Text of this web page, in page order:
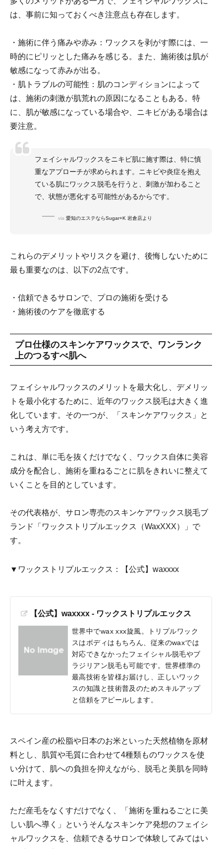
は、事前に知っておくべき注意点も存在します。
・施術に伴う痛みや赤み：ワックスを剥がす際には、一
時的にピリッとした痛みを感じる。また、施術後は肌が
敏感になって赤みが出る。
・肌トラブルの可能性：肌のコンディションによって
は、施術の刺激が肌荒れの原因になることもある。特
に、肌が敏感になっている場合や、ニキビがある場合は
要注意。
フェイシャルワックスをニキビ肌に施す際は、特に慎
重なアプローチが求められます。ニキビや炎症を抱え
ている肌にワックス脱毛を行うと、刺激が加わること
で、状態が悪化する可能性があるからです。
via 愛知のエステならSugar+K 岩倉店より
これらのデメリットやリスクを避け、後悔しないために
最も重要なのは、以下の2点です。
・信頼できるサロンで、プロの施術を受ける
・施術後のケアを徹底する
プロ仕様のスキンケアワックスで、ワンランク
上のつるすべ肌へ
フェイシャルワックスのメリットを最大化し、デメリッ
トを最小化するために、近年のワックス脱毛は大きく進
化しています。その一つが、「スキンケアワックス」と
いう考え方です。
これは、単に毛を抜くだけでなく、ワックス自体に美容
成分を配合し、施術を重ねるごとに肌をきれいに整えて
いくことを目的としています。
その代表格が、サロン専売のスキンケアワックス脱毛ブ
ランド「ワックストリプルエックス（WaxXXX）」で
す。
▼ワックストリプルエックス：【公式】waxxxx
【公式】waxxxx - ワックストリプルエックス
世界中でwax xxx旋風。トリプルワック
スはボディはもちろん、従来のwaxでは
対応できなかったフェイシャル脱毛やブ
ラジリアン脱毛も可能です。世界標準の
最高技術を皆様お届けし、正しいワック
スの知識と技術普及のためスキルアップ
と信頼をアピールします。
スペイン産の松脂や日本のお米といった天然植物を原材
料とし、肌質や毛質に合わせて4種類ものワックスを使
い分けて、肌への負担を抑えながら、脱毛と美肌を同時
に叶えます。
ただ産毛をなくすだけでなく、「施術を重ねるごとに美
しい肌へ導く」というそんなスキンケア発想のフェイシ
ャルワックスを、信頼できるサロンで体験してみてはい